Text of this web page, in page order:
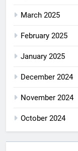
March 2025
February 2025
January 2025
December 2024
November 2024
October 2024